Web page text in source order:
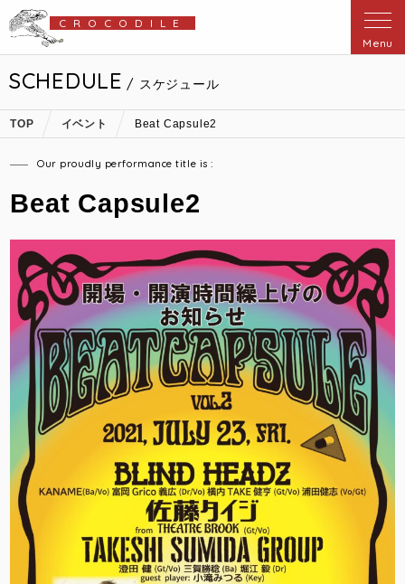
CROCODILE
Menu
SCHEDULE / スケジュール
TOP イベント Beat Capsule2
Our proudly performance title is :
Beat Capsule2